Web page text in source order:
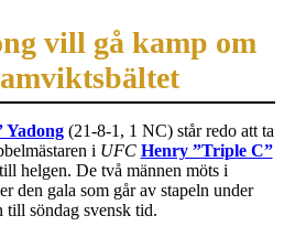
vill gå kamp om
Yadong (21-8-1, 1 NC) står redo att ta
i UFC Henry ”Triple C”
helgen. De två männen möts i
den gala som går av stapeln under
till söndag svensk tid.